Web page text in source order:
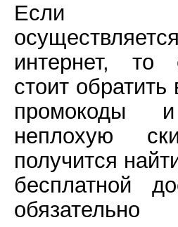
Если
интернет, то
стоит
промокоды
неплохую
получится
бесплатной